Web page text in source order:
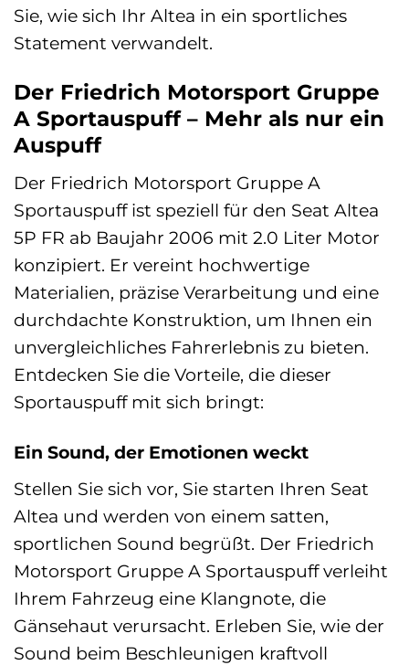
Sie, wie sich Ihr Altea in ein sportliches
Statement verwandelt.
Der Friedrich Motorsport Gruppe
A Sportauspuff – Mehr als nur ein
Auspuff
Der Friedrich Motorsport Gruppe A
Sportauspuff ist speziell für den Seat Altea
5P FR ab Baujahr 2006 mit 2.0 Liter Motor
konzipiert. Er vereint hochwertige
Materialien, präzise Verarbeitung und eine
durchdachte Konstruktion, um Ihnen ein
unvergleichliches Fahrerlebnis zu bieten.
Entdecken Sie die Vorteile, die dieser
Sportauspuff mit sich bringt:
Ein Sound, der Emotionen weckt
Stellen Sie sich vor, Sie starten Ihren Seat
Altea und werden von einem satten,
sportlichen Sound begrüßt. Der Friedrich
Motorsport Gruppe A Sportauspuff verleiht
Ihrem Fahrzeug eine Klangnote, die
Gänsehaut verursacht. Erleben Sie, wie der
Sound beim Beschleunigen kraftvoll